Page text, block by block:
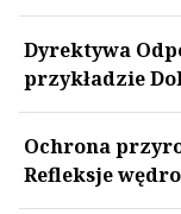
Dyrektywa
przykładzie
Ochrona
Refleksje